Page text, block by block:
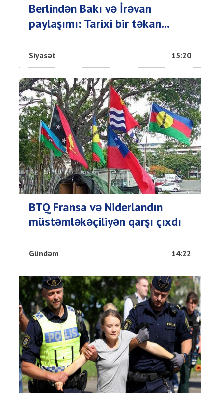
Berlindən Bakı və İrəvan
paylaşımı: Tarixi bir təkan...
Siyasət 15:20
BTQ Fransa və Niderlandın
müstəmləkəçiliyən qarşı çıxdı
Gündəm 14:22